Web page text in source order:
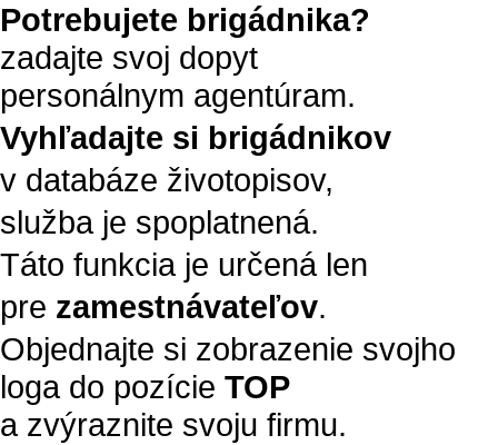
Potrebujete brigádnika?
zadajte svoj dopyt
personálnym agentúram.
Vyhľadajte si brigádnikov
v databáze životopisov,
služba je spoplatnená.
Táto funkcia je určená len
pre zamestnávateľov.
Objednajte si zobrazenie svojho
loga do pozície TOP
a zvýraznite svoju firmu.